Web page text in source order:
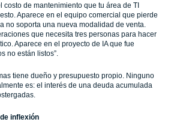
costo de mantenimiento que tu área de TI
Aparece en el equipo comercial que pierde
no soporta una nueva modalidad de venta.
que necesita tres personas para hacer
Aparece en el proyecto de IA que fue
no están listos”.
tiene dueño y presupuesto propio. Ninguno
es: el interés de una deuda acumulada
inflexión